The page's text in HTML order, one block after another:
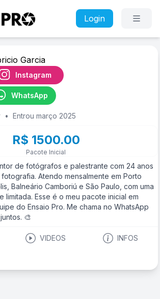
Login
Garcia
Instagram
WhatsApp
• Entrou março 2025
R$ 1500.00
Pacote Inicial
de fotógrafos e palestrante com 24 anos
Atendo mensalmente em Porto
Balneário Camboriú e São Paulo, com uma
limitada. Esse é o meu pacote inicial em
do Ensaio Pro. Me chama no WhatsApp
🎨
VIDEOS INFOS